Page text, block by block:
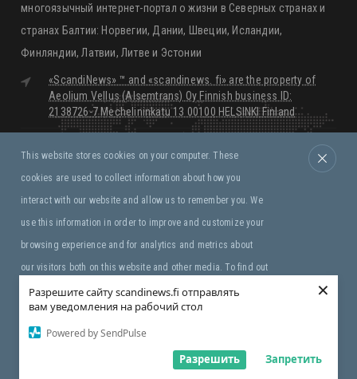
Разрешите сайту scandinews.fi отправлять
вам уведомления на рабочий стол
Powered by SendPulse
Запретить
Разрешить
×
странах Балтии: Норвегии, Дании, Швеции, Исландии,
Финляндии, Латвии, Литве и Эстонии
«ScandiNews» ™ and «scandinews. fi» are the property of
Aeolium Vellus (Alsemtrans) Oy Finnish business ID:
2138726-7 Mechelininkatu 13 00100 HELSINKI Finland
editorial@scandinews.fi
Monday - Friday:09:00 - 18:00
Saturday, Sunday:
Closed
Правила и условия
Copyright © «ScandiNews» ™ Aeolium Vellus (Alsemtrans)
Oy
This website stores cookies on your computer. These
cookies are used to collect information about how you
interact with our website and allow us to remember you. We
use this information in order to improve and customize your
browsing experience and for analytics and metrics about
our visitors both on this website and other media. To find out
more about the cookies we use, see our Privacy Policy. If you
decline, your information won’t be tracked when you visit this
website. A single cookie will be used in your browser to
remember your preference not to be tracked.